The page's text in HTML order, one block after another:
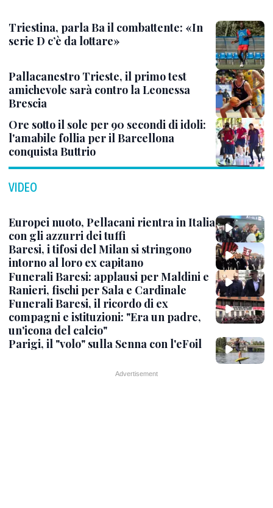
Triestina, parla Ba il combattente: «In
serie D c’è da lottare»
Pallacanestro Trieste, il primo test
amichevole sarà contro la Leonessa
Brescia
Ore sotto il sole per 90 secondi di idoli:
l'amabile follia per il Barcellona
conquista Buttrio
VIDEO
Europei nuoto, Pellacani rientra in Italia
con gli azzurri dei tuffi
Baresi, i tifosi del Milan si stringono
intorno al loro ex capitano
Funerali Baresi: applausi per Maldini e
Ranieri, fischi per Sala e Cardinale
Funerali Baresi, il ricordo di ex
compagni e istituzioni: "Era un padre,
un'icona del calcio"
Parigi, il "volo" sulla Senna con l'eFoil